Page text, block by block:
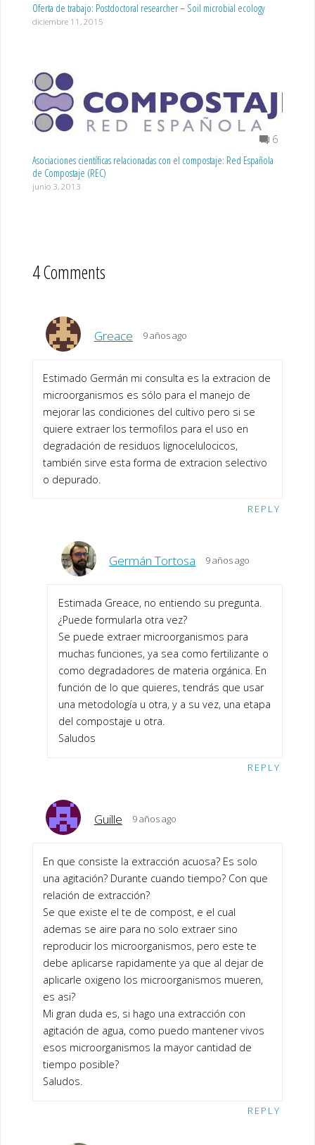
Oferta de trabajo: Postdoctoral researcher – Soil microbial ecology
diciembre 11, 2015
6
Asociaciones científicas relacionadas con el compostaje: Red Española
de Compostaje (REC)
junio 3, 2013
4 Comments
Greace 9 años ago
Estimado Germán mi consulta es la extracion de
microorganismos es sólo para el manejo de
mejorar las condiciones del cultivo pero si se
quiere extraer los termofilos para el uso en
degradación de residuos lignocelulocicos,
también sirve esta forma de extracion selectivo
o depurado.
REPLY
Germán Tortosa 9 años ago
Estimada Greace, no entiendo su pregunta.
¿Puede formularla otra vez?
Se puede extraer microorganismos para
muchas funciones, ya sea como fertilizante o
como degradadores de materia orgánica. En
función de lo que quieres, tendrás que usar
una metodología u otra, y a su vez, una etapa
del compostaje u otra.
Saludos
REPLY
Guille 9 años ago
En que consiste la extracción acuosa? Es solo
una agitación? Durante cuando tiempo? Con que
relación de extracción?
Se que existe el te de compost, e el cual
ademas se aire para no solo extraer sino
reproducir los microorganismos, pero este te
debe aplicarse rapidamente ya que al dejar de
aplicarle oxigeno los microorganismos mueren,
es asi?
Mi gran duda es, si hago una extracción con
agitación de agua, como puedo mantener vivos
esos microorganismos la mayor cantidad de
tiempo posible?
Saludos.
REPLY